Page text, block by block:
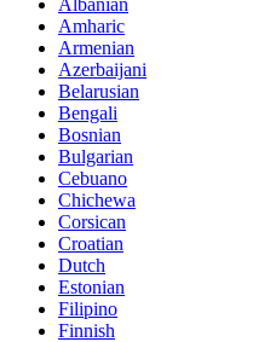
Albanian
Amharic
Armenian
Azerbaijani
Belarusian
Bengali
Bosnian
Bulgarian
Cebuano
Chichewa
Corsican
Croatian
Dutch
Estonian
Filipino
Finnish